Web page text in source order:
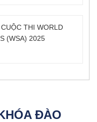
THI WORLD
(WSA) 2025
ĐÀO